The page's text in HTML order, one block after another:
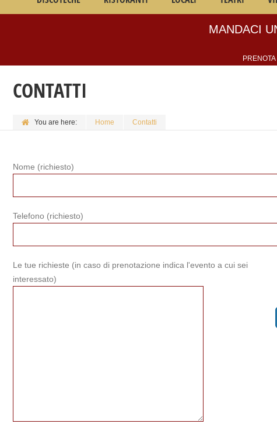
MANDACI
CONTATTI
You are here: Home Contatti
Nome (richiesto)
Telefono (richiesto)
Le tue richieste (in caso di prenotazione indica l'evento a cui sei
interessato)